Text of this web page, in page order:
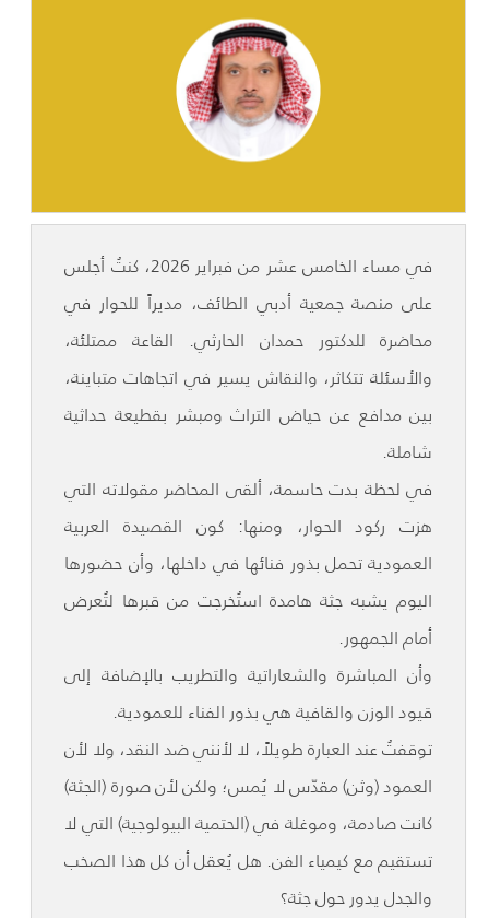
في مساء الخامس عشر من فبراير 2026، كنتُ أجلس
على منصة جمعية أدبي الطائف، مديراً للحوار في
محاضرة للدكتور حمدان الحارثي. القاعة ممتلئة،
والأسئلة تتكاثر، والنقاش يسير في اتجاهات متباينة،
بين مدافع عن حياض التراث ومبشر بقطيعة حداثية
شاملة.
في لحظة بدت حاسمة، ألقى المحاضر مقولاته التي
هزت ركود الحوار، ومنها: كون القصيدة العربية
العمودية تحمل بذور فنائها في داخلها، وأن حضورها
اليوم يشبه جثة هامدة استُخرجت من قبرها لتُعرض
أمام الجمهور.
وأن المباشرة والشعاراتية والتطريب بالإضافة إلى
قيود الوزن والقافية هي بذور الفناء للعمودية.
توقفتُ عند العبارة طويلاً، لا لأنني ضد النقد، ولا لأن
العمود (وثن) مقدّس لا يُمس؛ ولكن لأن صورة (الجثة)
كانت صادمة، وموغلة في (الحتمية البيولوجية) التي لا
تستقيم مع كيمياء الفن. هل يُعقل أن كل هذا الصخب
والجدل يدور حول جثة؟